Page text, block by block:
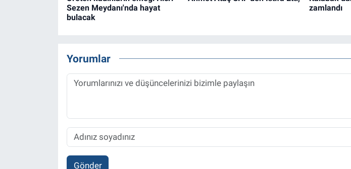
Sezen Meydanı'nda hayat
bulacak
zamlandı
Yorumlar
Gönder